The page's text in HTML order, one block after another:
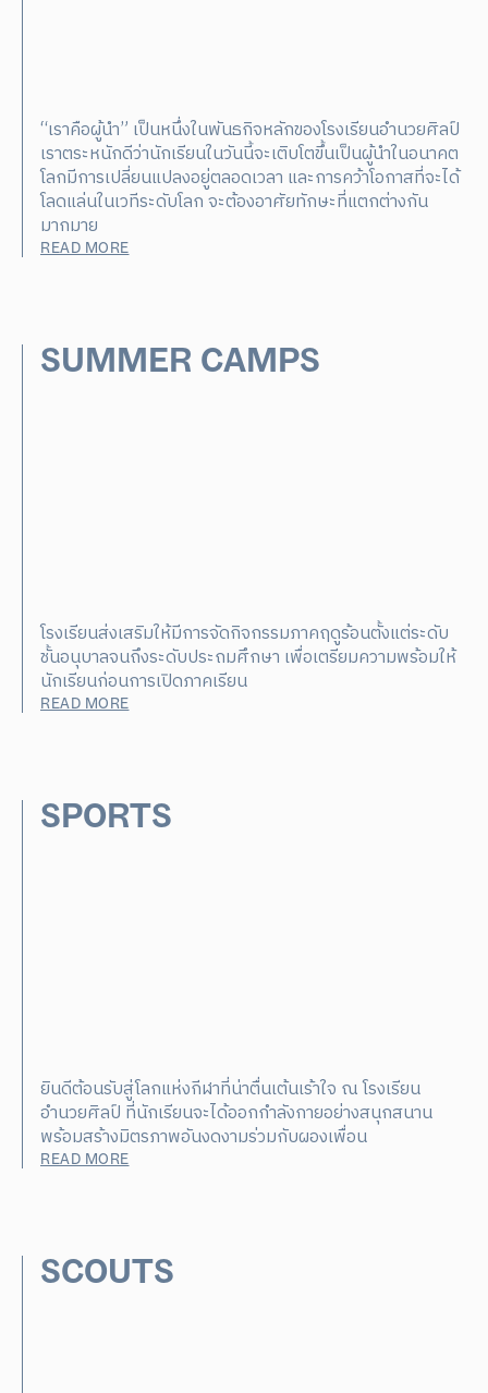
“เราคือผู้นำ” เป็นหนึ่งในพันธกิจหลักของโรงเรียนอำนวยศิลป์
เราตระหนักดีว่านักเรียนในวันนี้จะเติบโตขึ้นเป็นผู้นำในอนาคต
โลกมีการเปลี่ยนแปลงอยู่ตลอดเวลา และการคว้าโอกาสที่จะได้
โลดแล่นในเวทีระดับโลก จะต้องอาศัยทักษะที่แตกต่างกัน
มากมาย
READ MORE
SUMMER CAMPS
โรงเรียนส่งเสริมให้มีการจัดกิจกรรมภาคฤดูร้อนตั้งแต่ระดับ
ชั้นอนุบาลจนถึงระดับประถมศึกษา เพื่อเตรียมความพร้อมให้
นักเรียนก่อนการเปิดภาคเรียน
READ MORE
SPORTS
ยินดีต้อนรับสู่โลกแห่งกีฬาที่น่าตื่นเต้นเร้าใจ ณ โรงเรียน
อำนวยศิลป์ ที่นักเรียนจะได้ออกกำลังกายอย่างสนุกสนาน
พร้อมสร้างมิตรภาพอันงดงามร่วมกับผองเพื่อน
READ MORE
SCOUTS